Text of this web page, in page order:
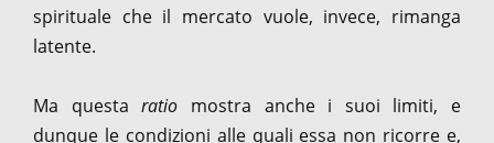
spirituale che il mercato vuole, invece, rimanga
latente.
Ma questaratio mostra anche i suoi limiti, e
dunque le condizioni alle quali essa non ricorre e,